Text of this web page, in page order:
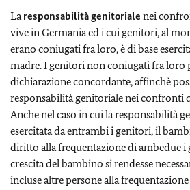
La responsabilità genitoriale nei
vive in Germania ed i cui genitori, al
erano coniugati fra loro, è di base
madre. I genitori non coniugati fra loro
dichiarazione concordante, affinchè
responsabilità genitoriale nei confronti
Anche nel caso in cui la responsabilità
esercitata da entrambi i genitori, il
diritto alla frequentazione di ambedue i
crescita del bambino si rendesse
incluse altre persone alla